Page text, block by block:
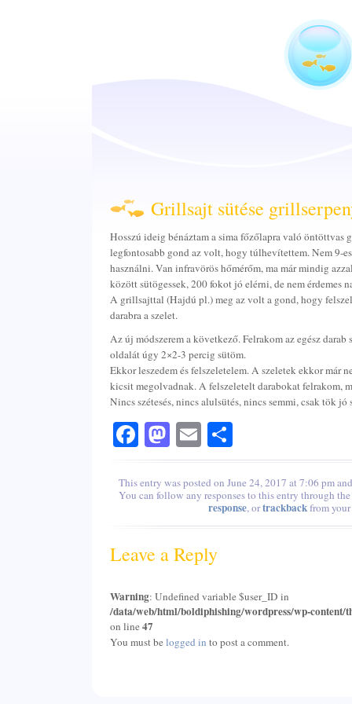
Grillsajt sütése
Hosszú ideig bénáztam a sima főzőlapra való öntöttvas
legfontosabb gond az volt, hogy túlhevítettem. Nem 9-
használni. Van infravörös hőmérőm, ma már mindig
között sütögessek, 200 fokot jó elérni, de nem érdemes
A grillsajttal (Hajdú pl.) meg az volt a gond, hogy
darabra a szelet.
Az új módszerem a következő. Felrakom az egész
oldalát úgy 2×2-3 percig sütöm.
Ekkor leszedem és felszeletelem. A szeletek ekkor már
kicsit megolvadnak. A felszeletelt darabokat felrakom,
Nincs szétesés, nincs alulsütés, nincs semmi, csak tök jó
Facebook
Mastodon
EmailShare
This entry was posted on June 24, 2017 at 7:06 pm
You can follow any responses to this entry through the
response, ortrackbackfrom your
Leave a Reply
Warning: Undefined variable $user_ID in
/data/web/html/boldiphishing/wordpress/wp-content/
on line47
You must belogged in to post a comment.